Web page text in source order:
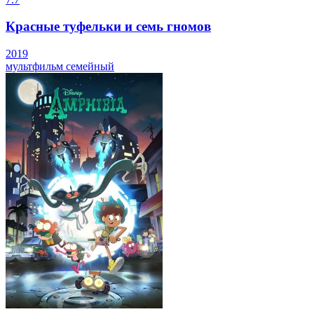
Красные туфельки и семь гномов
2019
мультфильм семейный